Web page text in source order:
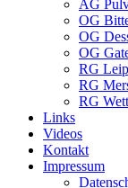
AG
OG
OG
OG
RG
RG
RG
Links
Videos
Kontakt
Impressum